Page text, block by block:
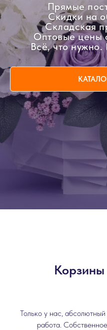
Прямые
Скидки на
Складская
Оптовые цены
Всё, что нужно.
Корзины
Только у нас,
работа.